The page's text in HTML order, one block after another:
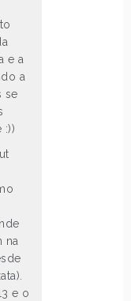
e a
a
se
:))
na
e o